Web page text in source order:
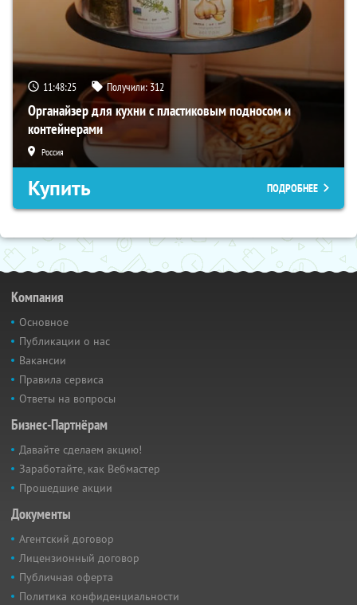
11:48:24 Получили: 312
Органайзер для кухни с пластиковым подносом и
контейнерами
Россия
Купить ПОДРОБНЕЕ
Компания
Основное
Публикации о нас
Вакансии
Правила сервиса
Ответы на вопросы
Бизнес-Партнёрам
Давайте сделаем акцию!
Заработайте, как Вебмастер
Прошедшие акции
Документы
Агентский договор
Лицензионный договор
Публичная оферта
Политика конфиденциальности